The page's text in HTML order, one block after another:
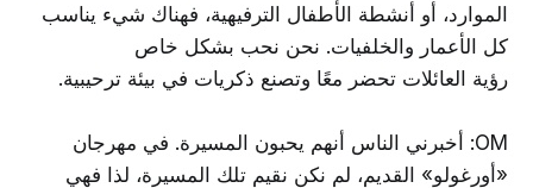
الموارد، أو أنشطة الأطفال الترفيهية، فهناك شيء يناسب
كل الأعمار والخلفيات. نحن نحب بشكل خاص
رؤية العائلات تحضر معًا وتصنع ذكريات في بيئة ترحيبية.
OM: أخبرني الناس أنهم يحبون المسيرة. في مهرجان
«أورغولو» القديم، لم نكن نقيم تلك المسيرة، لذا فهي